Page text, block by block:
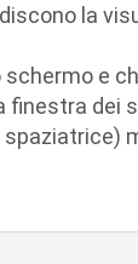
la
e
finestra dei